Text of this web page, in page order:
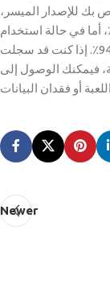
بك للإصدار الميسر،
النسبة الجديدة عادةً ما تكون حوالي 96.56٪، أما في حالة استخدام
الإصدار المتشدد الجديد، فستكون حوالي 94.04٪. إذا كنت قد سجلت
فيمكنك الوصول إلى
Newer